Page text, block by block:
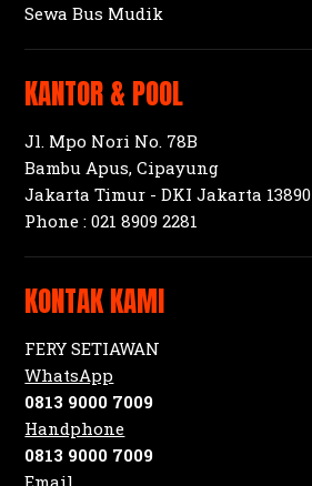
Sewa Bus Mudik
KANTOR & POOL
Jl. Mpo Nori No. 78B
Bambu Apus, Cipayung
Jakarta Timur - DKI Jakarta 13890
Phone :021 8909 2281
KONTAK KAMI
FERY SETIAWAN
WhatsApp
0813 9000 7009
Handphone
0813 9000 7009
Email